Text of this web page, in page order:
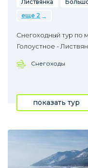
Листвянка
еще 2
Снегоходный тур по
Голоустное -
Снегоходы
показать тур